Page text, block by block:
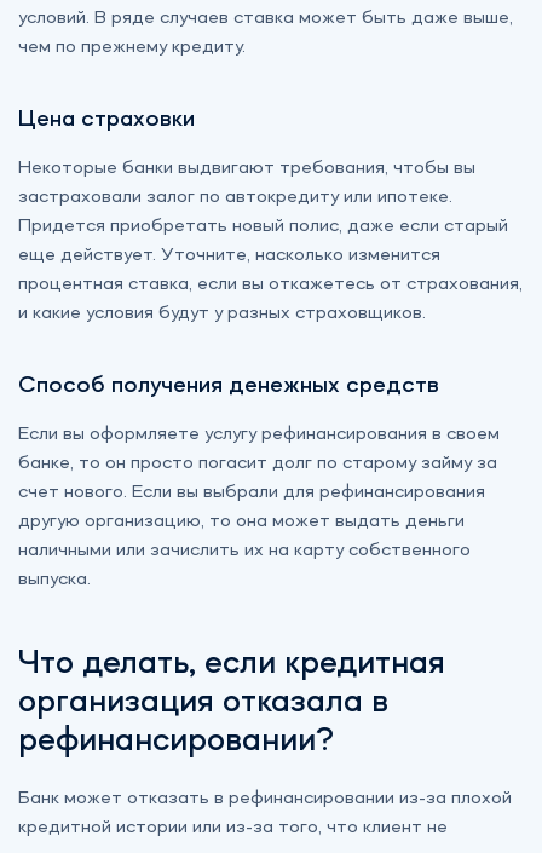
условий. В ряде случаев ставка может быть даже выше,
чем по прежнему кредиту.
Цена страховки
Некоторые банки выдвигают требования, чтобы вы
застраховали залог по автокредиту или ипотеке.
Придется приобретать новый полис, даже если старый
еще действует. Уточните, насколько изменится
процентная ставка, если вы откажетесь от страхования,
и какие условия будут у разных страховщиков.
Способ получения денежных средств
Если вы оформляете услугу рефинансирования в своем
банке, то он просто погасит долг по старому займу за
счет нового. Если вы выбрали для рефинансирования
другую организацию, то она может выдать деньги
наличными или зачислить их на карту собственного
выпуска.
Что делать, если кредитная
организация отказала в
рефинансировании?
Банк может отказать в рефинансировании из-за плохой
кредитной истории или из-за того, что клиент не